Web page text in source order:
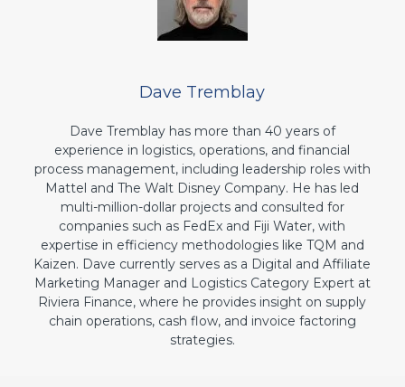
Dave Tremblay
Dave Tremblay has more than 40 years of
experience in logistics, operations, and financial
process management, including leadership roles with
Mattel and The Walt Disney Company. He has led
multi-million-dollar projects and consulted for
companies such as FedEx and Fiji Water, with
expertise in efficiency methodologies like TQM and
Kaizen. Dave currently serves as a Digital and Affiliate
Marketing Manager and Logistics Category Expert at
Riviera Finance, where he provides insight on supply
chain operations, cash flow, and invoice factoring
strategies.